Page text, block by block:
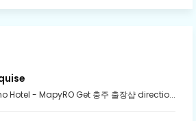
Hotel - MapyRO Get 충주 출장샵 directio...